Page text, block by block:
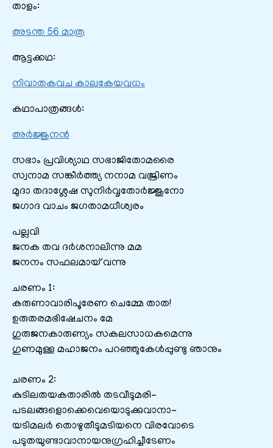
താളം:
അടന്ത 56 മാത്ര
ആട്ടക്കഥ:
നിവാതകവച കാലകേയവധം
കഥാപാത്രങ്ങൾ:
അര്‍ജ്ജുനന്‍
സഭാം പ്രവിശ്യാഥ സഭാജിതോമരൈ
സ്വനാമ സങ്കീര്‍ത്ത്യ നനാമ വജ്രിണം
മുദാ തദാശ്ലേഷ സുനിര്‍വൃതോര്‍ജ്ജുനോ
ജഗാദ വാചം ജഗതാമധീശ്വരം
പല്ലവി
ജനക തവ ദർശനാലിന്നു മമ
ജനനം സഫലമായ്‌ വന്നു
ചരണം 1:
കരുണാവാരിപൂരേണ ചെമ്മേ താത!
ഉരുതരമഭിഷേചനം മേ
ഗുരുജനകാരുണ്യം സകലസാധകമെന്നു
ഗുണമുള്ള മഹാജനം പറഞ്ഞുകേൾപ്പുണ്ടു ഞാനും
ചരണം 2:
കുടിലതയകതാരിൽ തടവീടുമരി-
പടലങ്ങളൊക്കെവെയൊടുക്കുവാനാ-
യടിമലർ തൊഴുതീടുമടിയനെ വിരവോടെ
പടുതയുണ്ടാവാനായനുഗ്രഹിച്ചീടേണം